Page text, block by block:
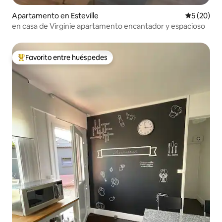
Apartamento en Esteville
5 (20)
en casa de Virginie apartamento encantador y espacioso
Favorito entre huéspedes preferido
Favorito entre huéspedes